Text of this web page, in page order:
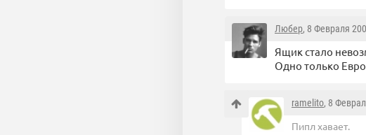
Любер, 8 Февраля
Ящик стало
Одно только
ramelito, 8
Пипл хавает.